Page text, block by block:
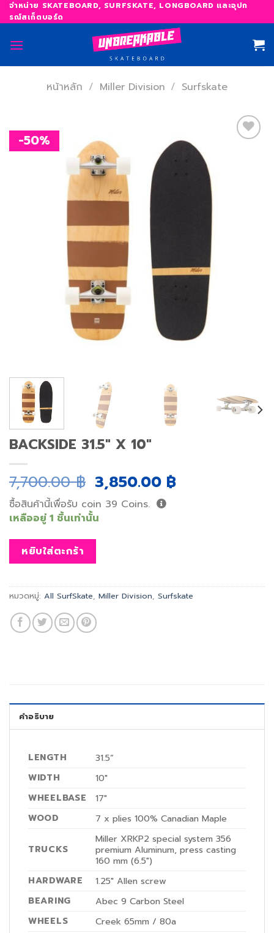
Skip
to
content
จำหน่าย SKATEBOARD, SURFSKATE, LONGBOARD และอุปก
รณ์สเก็ตบอร์ด
หน้าหลัก / Miller Division / Surfskate
-50%
BACKSIDE 31.5″ X 10″
7,700.00฿ Original
price
was:
7,700.00 ฿.
3,850.00 ฿Current
ซื้อสินค้านี้เพื่อรับ coin 39 Coins.
เหลืออยู่ 1 ชิ้นเท่านั้น
หยิบใส่ตะกร้า
หมวดหมู่: All SurfSkate Miller Division Surfskate
คำอธิบาย
LENGTH
31.5”
WIDTH
10″
WHEELBASE
17″
WOOD
7 x plies 100% Canadian Maple
TRUCKS
Miller XRKP2 special system 356
premium Aluminum, press casting
160 mm (6.5″)
HARDWARE
1.25″ Allen screw
BEARING
Abec 9 Carbon Steel
WHEELS
Creek 65mm / 80a